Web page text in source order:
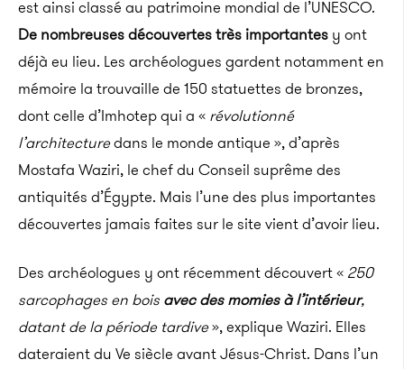
est ainsi classé au patrimoine mondial de l’UNESCO.
De nombreuses découvertes très importantes y ont
déjà eu lieu. Les archéologues gardent notamment en
mémoire la trouvaille de 150 statuettes de bronzes,
dont celle d’Imhotep qui a « révolutionné
l’architecturedans le monde antique », d’après
Mostafa Waziri, le chef du Conseil suprême des
antiquités d’Égypte. Mais l’une des plus importantes
découvertes jamais faites sur le site vient d’avoir lieu.
Des archéologues y ont récemment découvert « 250
sarcophages en bois avec des momies à l’intérieur,
datant de la période tardive», explique Waziri. Elles
dateraient du Ve siècle avant Jésus-Christ. Dans l’un